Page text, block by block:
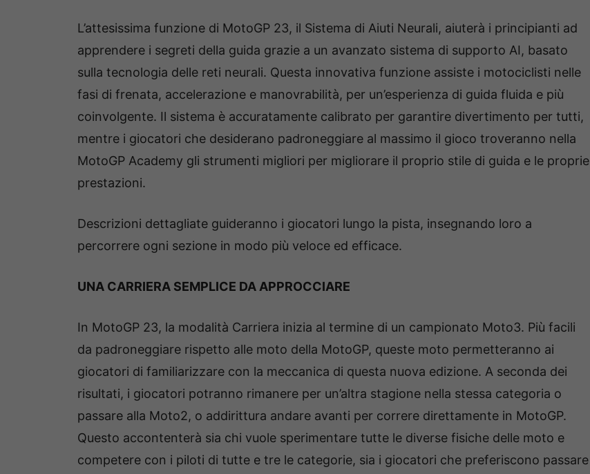
L’attesissima funzione di MotoGP 23, il Sistema di Aiuti Neurali, aiuterà i principianti ad
apprendere i segreti della guida grazie a un avanzato sistema di supporto AI, basato
sulla tecnologia delle reti neurali. Questa innovativa funzione assiste i motociclisti nelle
fasi di frenata, accelerazione e manovrabilità, per un’esperienza di guida fluida e più
coinvolgente. Il sistema è accuratamente calibrato per garantire divertimento per tutti,
mentre i giocatori che desiderano padroneggiare al massimo il gioco troveranno nella
MotoGP Academy gli strumenti migliori per migliorare il proprio stile di guida e le proprie
prestazioni.
Descrizioni dettagliate guideranno i giocatori lungo la pista, insegnando loro a
percorrere ogni sezione in modo più veloce ed efficace.
UNA CARRIERA SEMPLICE DA APPROCCIARE
In MotoGP 23, la modalità Carriera inizia al termine di un campionato Moto3. Più facili
da padroneggiare rispetto alle moto della MotoGP, queste moto permetteranno ai
giocatori di familiarizzare con la meccanica di questa nuova edizione. A seconda dei
risultati, i giocatori potranno rimanere per un’altra stagione nella stessa categoria o
passare alla Moto2, o addirittura andare avanti per correre direttamente in MotoGP.
Questo accontenterà sia chi vuole sperimentare tutte le diverse fisiche delle moto e
competere con i piloti di tutte e tre le categorie, sia i giocatori che preferiscono passare